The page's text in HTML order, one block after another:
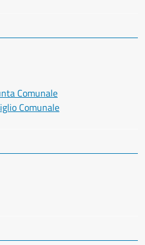
Comunale
Comunale